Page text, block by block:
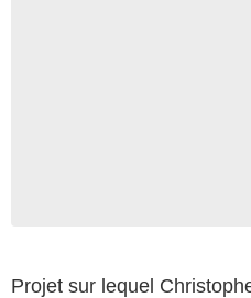
Projet sur lequel